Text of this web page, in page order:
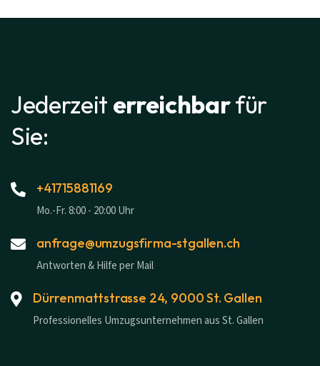
Jederzeit erreichbarfür
Sie:
+41715881169
Mo.-Fr. 8:00 - 20:00 Uhr
anfrage@umzugsfirma-stgallen.ch
Antworten & Hilfe per Mail
Dürrenmattstrasse 24, 9000 St. Gallen
Professionelles Umzugsunternehmen aus St. Gallen